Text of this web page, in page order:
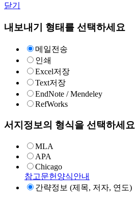
닫기
내보내기 형태를 선택하세요
메일전송
인쇄
Excel저장
Text저장
EndNote / Mendeley
RefWorks
서지정보의 형식을 선택하세요
MLA
APA
Chicago
참고문헌양식안내
간략정보 (제목, 저자, 연도)